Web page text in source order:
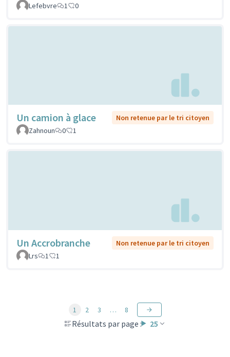
Lefebvre
1 0
Un camion à glace
Non retenue par le tri citoyen
Zahnoun
0 1
Un Accrobranche
Non retenue par le tri citoyen
Lrs
1 1
Résultats par page : 25
1 2 3 … 8